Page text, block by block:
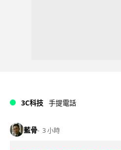
3C科技 手提電話
藍骨 3 小時